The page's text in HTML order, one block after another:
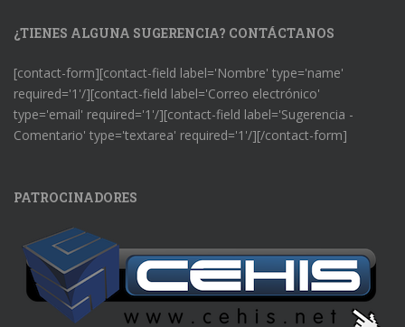
¿TIENES ALGUNA SUGERENCIA? CONTÁCTANOS
[contact-form][contact-field label='Nombre' type='name'
required='1'/][contact-field label='Correo electrónico'
type='email' required='1'/][contact-field label='Sugerencia -
Comentario' type='textarea' required='1'/][/contact-form]
PATROCINADORES